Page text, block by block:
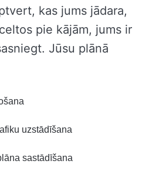
kas jums jādara,
pie kājām, jums ir
Jūsu plānā
uzstādīšana
sastādīšana